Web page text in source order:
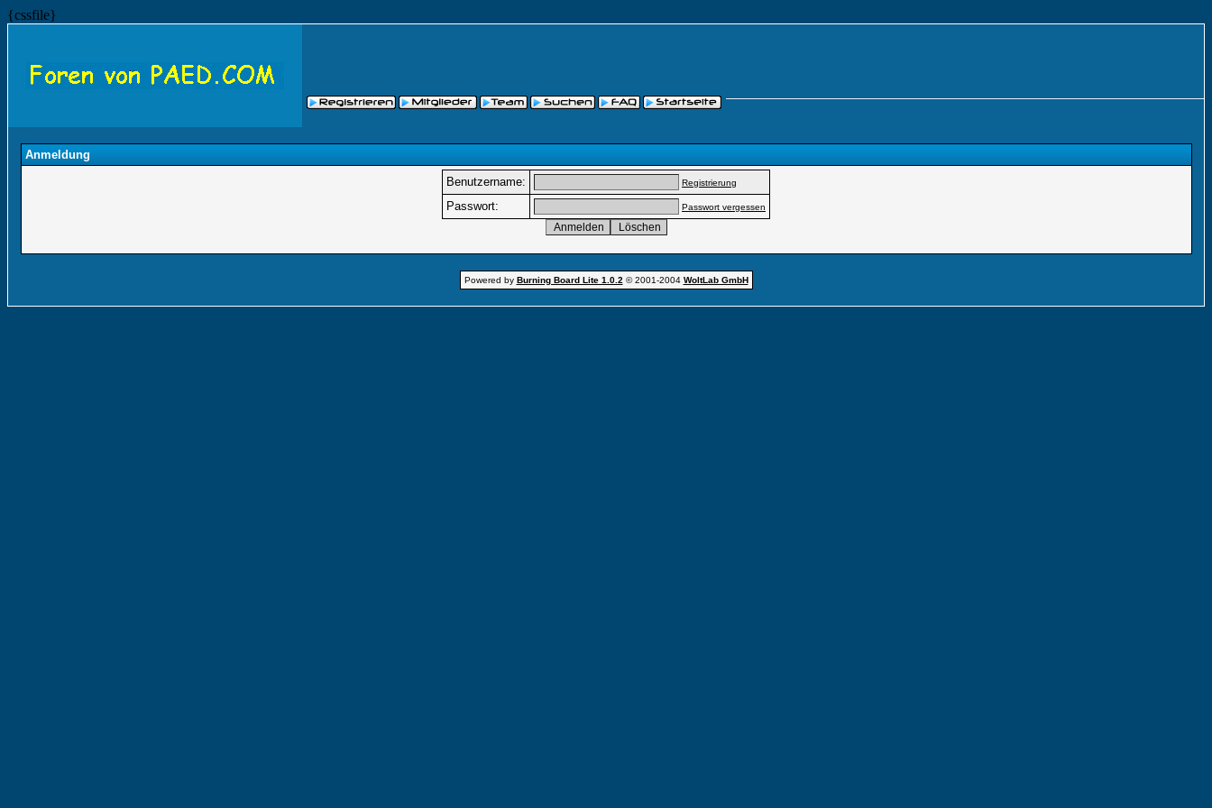
{cssfile}
Anmeldung
Benutzername:
Registrierung
Passwort: Passwort vergessen
Powered by Burning Board Lite 1.0.2 © 2001-2004 WoltLab GmbH